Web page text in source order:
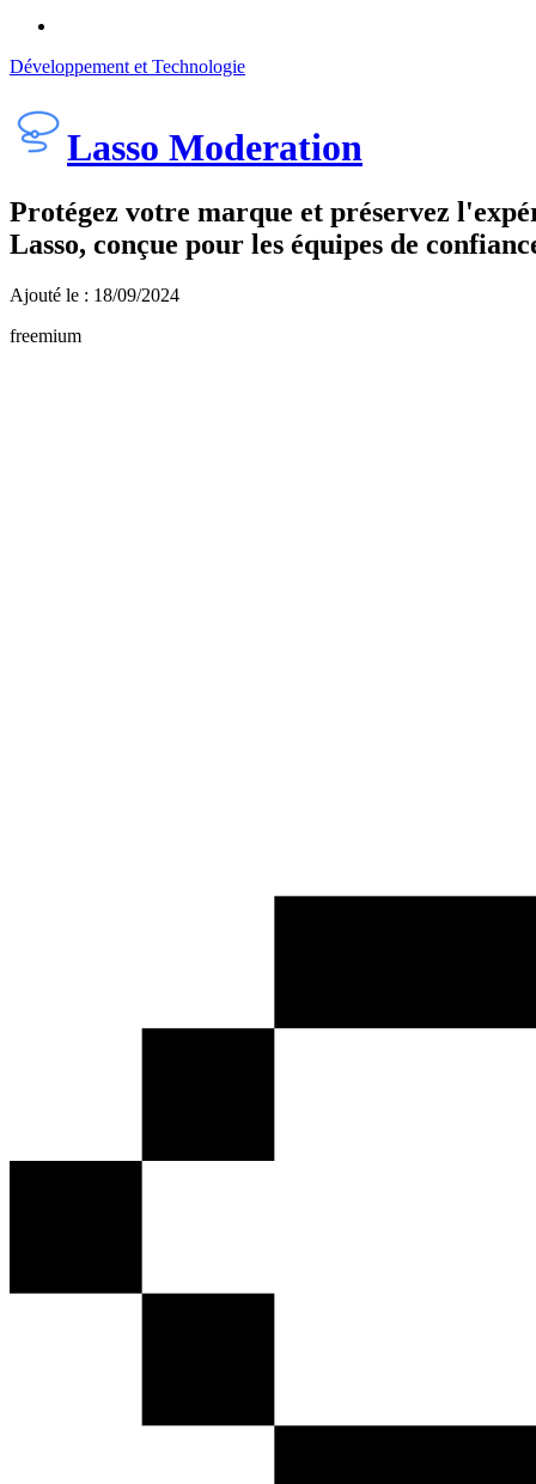
Développement et Technologie
Lasso Moderation
Protégez votre marque et préservez
Lasso, conçue pour les équipes de
Ajouté le : 18/09/2024
freemium